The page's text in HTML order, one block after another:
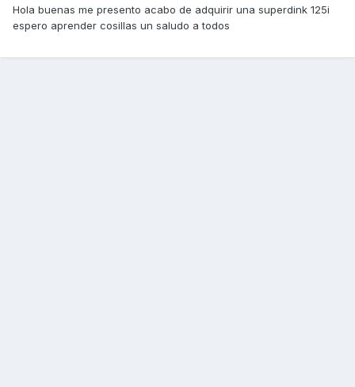
Hola buenas me presento acabo de adquirir una superdink 125i
espero aprender cosillas un saludo a todos